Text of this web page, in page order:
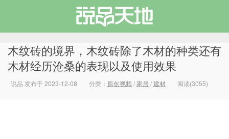
木纹砖的境界，木纹砖除了木材的种类还有
木材经历沧桑的表现以及使用效果
说品 发布于 2023-12-08 分类： 原创视频 /家居/建材 阅读(3055)